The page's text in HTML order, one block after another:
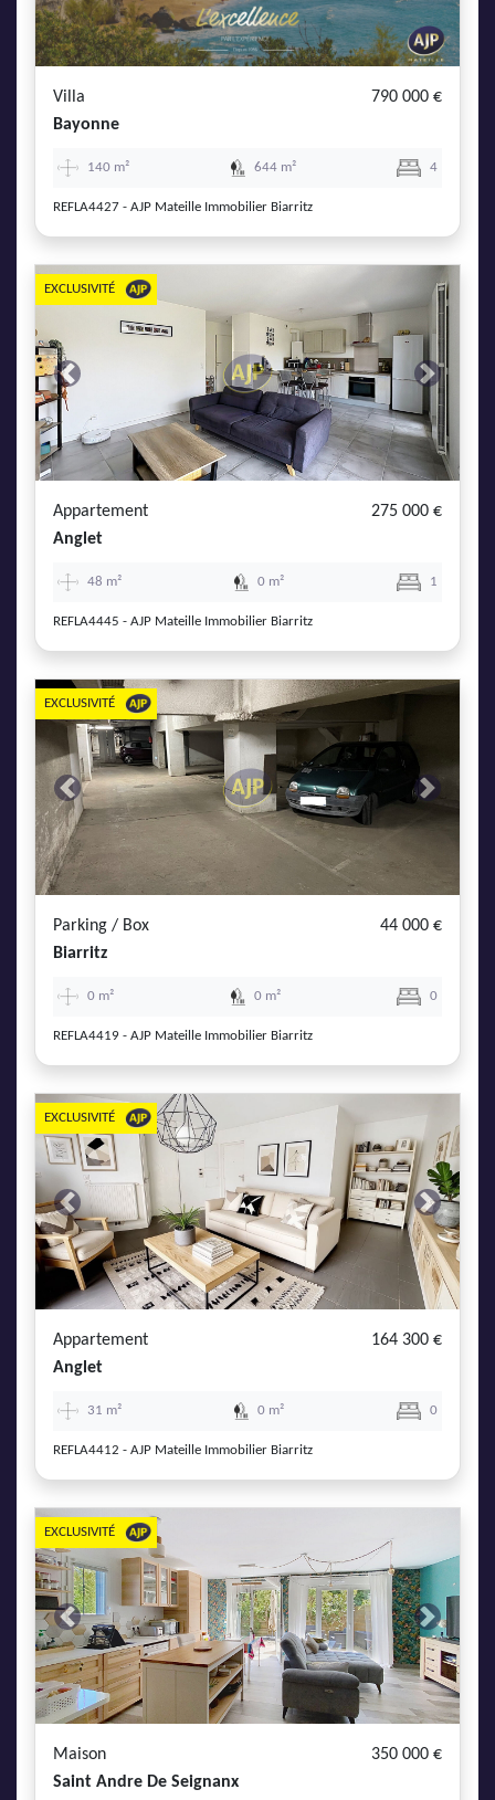
Villa
790 000 €
Bayonne
140 m² 644 m² 4
REFLA4427 - AJP Mateille Immobilier Biarritz
Previous Next
EXCLUSIVITÉ
Appartement
275 000 €
Anglet
48 m² 0 m² 1
REFLA4445 - AJP Mateille Immobilier Biarritz
Previous Next
EXCLUSIVITÉ
Parking / Box
44 000 €
Biarritz
0 m² 0 m² 0
REFLA4419 - AJP Mateille Immobilier Biarritz
Previous Next
EXCLUSIVITÉ
Appartement
164 300 €
Anglet
31 m² 0 m² 0
REFLA4412 - AJP Mateille Immobilier Biarritz
Previous Next
EXCLUSIVITÉ
Maison
350 000 €
Saint Andre De Seignanx